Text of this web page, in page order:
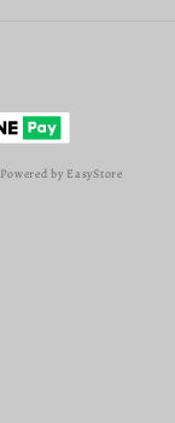
by EasyStore